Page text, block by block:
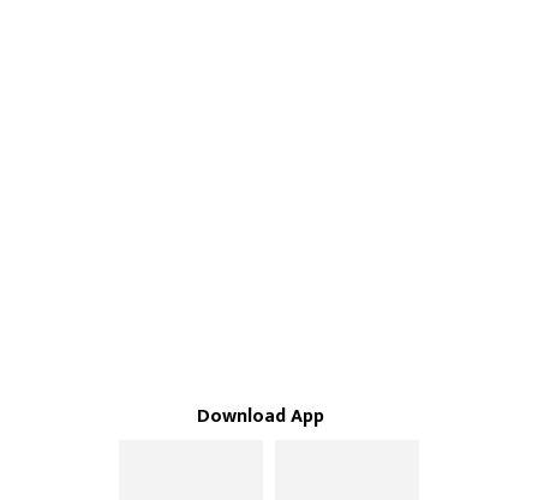
Download App